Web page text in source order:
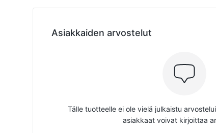
Asiakkaiden arvostelut
Tälle tuotteelle ei ole vielä julkaistu
asiakkaat voivat kirjoittaa